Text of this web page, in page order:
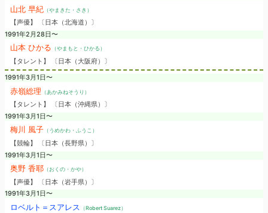
山北 早紀（やまきた・さき）
【声優】 〔日本（北海道）〕
1991年2月28日〜
山本 ひかる （やまもと・ひかる）
【タレント】 〔日本（大阪府）〕
1991年3月1日〜
赤嶺総理 （あかみねそうり）
【タレント】 〔日本（沖縄県）〕
1991年3月1日〜
梅川 風子（うめかわ・ふうこ）
【競輪】 〔日本（長野県）〕
1991年3月1日〜
奥野 香耶（おくの・かや）
【声優】 〔日本（岩手県）〕
1991年3月1日〜
ロベルト＝スアレス （Robert Suarez）